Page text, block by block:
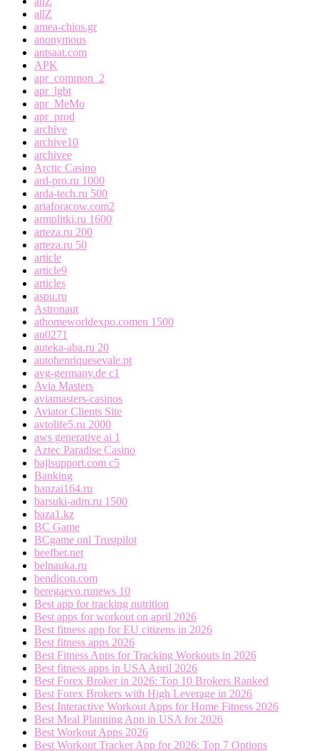
allZ
amea-chios.gr
anonymous
antsaat.com
APK
apr_common_2
apr_lgbt
apr_MeMo
apr_prod
archive
archive10
archivee
Arctic Casino
ard-pro.ru 1000
arda-tech.ru 500
ariaforacow.com2
armplitki.ru 1600
arteza.ru 200
arteza.ru 50
article
article9
articles
aspu.ru
Astronaut
athomeworldexpo.comen 1500
au0271
auteka-aba.ru 20
autohenriquesevale.pt
avg-germany.de c1
Avia Masters
aviamasters-casinos
Aviator Clients Site
avtolife5.ru 2000
aws generative ai 1
Aztec Paradise Casino
bajisupport.com c5
Banking
banzai164.ru
barsuki-adm.ru 1500
baza1.kz
BC Game
BCgame onl Trustpilot
beefbet.net
belnauka.ru
bendicon.com
beregaevo.runews 10
Best app for tracking nutrition
Best apps for workout on april 2026
Best fitness app for EU citizens in 2026
Best fitness apps 2026
Best Fitness Apps for Tracking Workouts in 2026
Best fitness apps in USA April 2026
Best Forex Broker in 2026: Top 10 Brokers Ranked
Best Forex Brokers with High Leverage in 2026
Best Interactive Workout Apps for Home Fitness 2026
Best Meal Planning App in USA for 2026
Best Workout Apps 2026
Best Workout Tracker App for 2026: Top 7 Options